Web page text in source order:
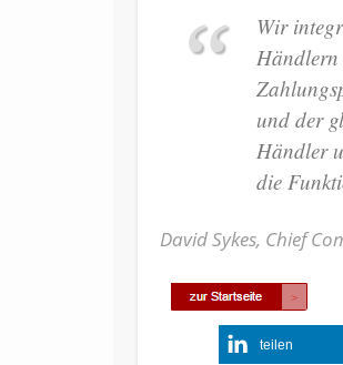
Wir
Händlern
und der
Händler
die
David Sykes, Chief
teilen